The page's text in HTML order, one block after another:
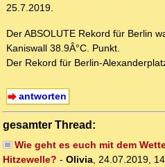
25.7.2019.
Der ABSOLUTE Rekord für Berlin
Kaniswall 38.9Â°C. Punkt.
Der Rekord für Berlin-
antworten
gesamter Thread:
Wie geht es euch mit dem
Hitzewelle? - Olivia, 24.07.2019,